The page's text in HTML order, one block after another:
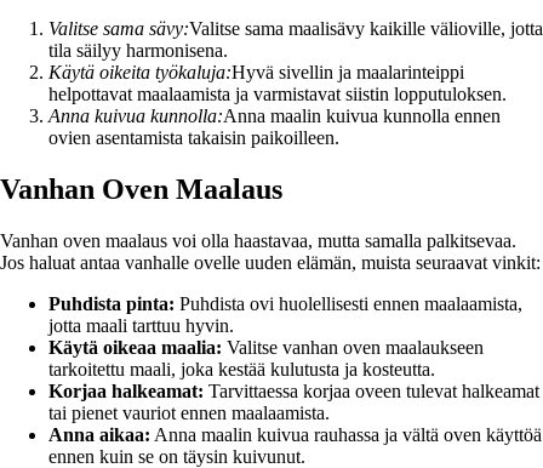
Valitse sama sävy:Valitse sama maalisävy kaikille välioville, jotta
tila säilyy harmonisena.
Käytä oikeita työkaluja:Hyvä sivellin ja maalarinteippi
helpottavat maalaamista ja varmistavat siistin lopputuloksen.
Anna kuivua kunnolla:Anna maalin kuivua kunnolla ennen
ovien asentamista takaisin paikoilleen.
Vanhan Oven Maalaus
Vanhan oven maalaus voi olla haastavaa, mutta samalla palkitsevaa.
Jos haluat antaa vanhalle ovelle uuden elämän, muista seuraavat vinkit:
Puhdista pinta: Puhdista ovi huolellisesti ennen maalaamista,
jotta maali tarttuu hyvin.
Käytä oikeaa maalia: Valitse vanhan oven maalaukseen
tarkoitettu maali, joka kestää kulutusta ja kosteutta.
Korjaa halkeamat: Tarvittaessa korjaa oveen tulevat halkeamat
tai pienet vauriot ennen maalaamista.
Anna aikaa: Anna maalin kuivua rauhassa ja vältä oven käyttöä
ennen kuin se on täysin kuivunut.